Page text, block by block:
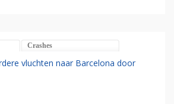
Crashes
vluchten naar Barcelona door